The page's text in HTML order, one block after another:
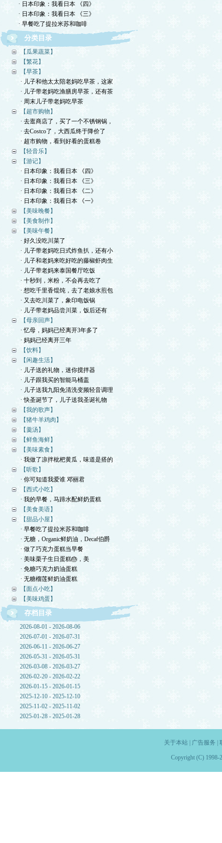
· 日本印象：我看日本 《四》
· 日本印象：我看日本 《三》
· 早餐吃了提拉米苏和咖啡
分类目录
【瓜果蔬菜】
【繁花】
【早茶】
· 儿子和他太太陪老妈吃早茶，这家
· 儿子带老妈吃渔膳房早茶，还有茶
· 周末儿子带老妈吃早茶
【超市购物】
· 去逛商店了，买了一个不锈钢锅，
· 去Costco了，大西瓜终于降价了
· 超市购物，看到好看的蛋糕卷
【轻音乐】
【游记】
· 日本印象：我看日本 《四》
· 日本印象：我看日本 《三》
· 日本印象：我看日本 《二》
· 日本印象：我看日本 《一》
【美味晚餐】
【美食制作】
【美味午餐】
· 好久没吃川菜了
· 儿子带老妈吃日式炸鱼扒，还有小
· 儿子和老妈来吃好吃的藤椒虾肉生
· 儿子带老妈来泰国餐厅吃饭
· 十秒到，米粉，不会再去吃了
· 想吃千里香馄饨，去了老娘水煎包
· 又去吃川菜了，象印电饭锅
· 儿子带老妈品尝川菜，饭后还有
【母亲回声】
· 忆母，妈妈已经离开3年多了
· 妈妈已经离开三年
【饮料】
【闲趣生活】
· 儿子送的礼物，迷你搅拌器
· 儿子跟我买的智能马桶盖
· 儿子送我九阳免清洗变频轻音调理
· 快圣诞节了，儿子送我圣诞礼物
【我的歌声】
【猪牛羊鸡肉】
【羹汤】
【鲜鱼海鲜】
【美味素食】
· 我做了凉拌枇杷黄瓜，味道是搭的
【听歌】
· 你可知道我爱谁 邓丽君
【西式小吃】
· 我的早餐，马蹄水配鲜奶蛋糕
【美食美语】
【甜品小屋】
· 早餐吃了提拉米苏和咖啡
· 无糖，Organic鲜奶油，Decaf伯爵
· 做了巧克力蛋糕当早餐
· 美味栗子生日蛋糕🎂，美
· 免糖巧克力奶油蛋糕
· 无糖榴莲鲜奶油蛋糕
【面点小吃】
【美味鸡蛋】
存档目录
2026-08-01 - 2026-08-06
2026-07-01 - 2026-07-31
2026-06-11 - 2026-06-27
2026-05-31 - 2026-05-31
2026-03-08 - 2026-03-27
2026-02-20 - 2026-02-22
2026-01-15 - 2026-01-15
2025-12-10 - 2025-12-10
2025-11-02 - 2025-11-02
2025-01-28 - 2025-01-28
关于本站| 广告服务
Copyright (C) 1998-